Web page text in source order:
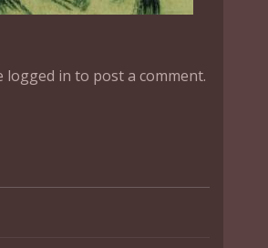
logged in to post a comment.